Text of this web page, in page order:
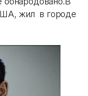
жил в городе